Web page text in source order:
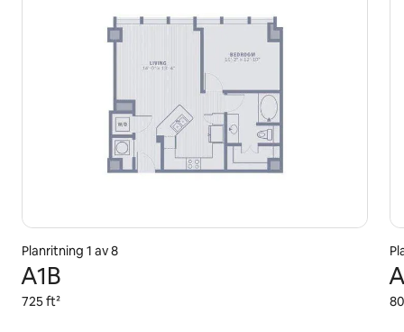
Planritning 1 av 8
A1B
725 ft²